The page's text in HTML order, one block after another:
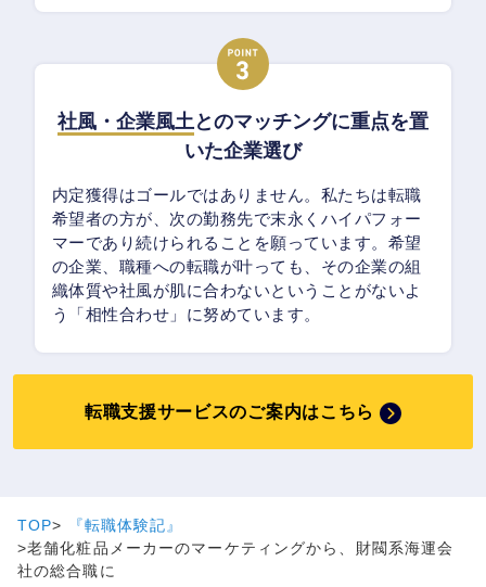
社風・企業風土とのマッチングに重点を置
いた企業選び
内定獲得はゴールではありません。私たちは転職
希望者の方が、次の勤務先で末永くハイパフォー
マーであり続けられることを願っています。希望
の企業、職種への転職が叶っても、その企業の組
織体質や社風が肌に合わないということがないよ
う「相性合わせ」に努めています。
転職支援サービスのご案内はこちら
TOP
『転職体験記』
老舗化粧品メーカーのマーケティングから、財閥系海運会
社の総合職に